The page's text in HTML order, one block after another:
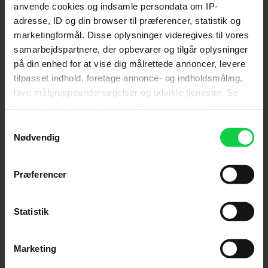
anvende cookies og indsamle persondata om IP-
adresse, ID og din browser til præferencer, statistik og
marketingformål. Disse oplysninger videregives til vores
samarbejdspartnere, der opbevarer og tilgår oplysninger
på din enhed for at vise dig målrettede annoncer, levere
tilpasset indhold, foretage annonce- og indholdsmåling,
lave målgruppeundersøgelser og udvikle tjenester. Se
tilbage eller ændre indstillinger fra vores
"Cookiedeklaration", eller ved at trykke på "Privacy
Indsamle præcise oplysninger om din placering,
Identificere din enhed baseret på en scanning af
dens unikke karakteristika (fingerprinting)
Nødvendig
Præferencer
Statistik
Marketing
Anmeldelser fra medierne
Berlingske
Målgruppen er rundt regnet den samme som til
moderat niveau som for eksempel 'Det gyldne